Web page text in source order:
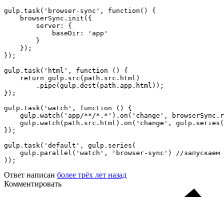
gulp.task('browser-sync', function() {
    browserSync.init({
        server: {
            baseDir: 'app'
        }
    });
});
gulp.task('html', function () {
    return gulp.src(path.src.html)
        .pipe(gulp.dest(path.app.html));
});
gulp.task('watch', function () {
gulp.watch('app/**/*.*').on('change',
gulp.watch(path.src.html).on('change',
});
gulp.task('default', gulp.series(
gulp.parallel('watch', 'browser-sync') //
));
Ответ написан более трёх лет назад
Комментировать